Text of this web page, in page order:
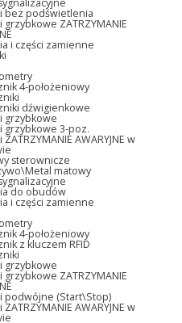
bez podświetlenia
grzybkowe ZATRZYMANIE
i części zamienne
4-położeniowy
dźwigienkowe
grzybkowe
grzybkowe 3-poz.
ZATRZYMANIE AWARYJNE w
sterownicze
matowy
do obudów
i części zamienne
4-położeniowy
z kluczem RFID
grzybkowe
grzybkowe ZATRZYMANIE
podwójne (Start\Stop)
ZATRZYMANIE AWARYJNE w